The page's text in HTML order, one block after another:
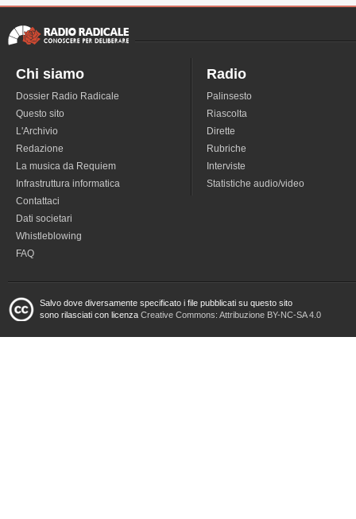
Chi siamo
Dossier Radio Radicale
Questo sito
L'Archivio
Redazione
La musica da Requiem
Infrastruttura informatica
Contattaci
Dati societari
Whistleblowing
FAQ
Radio
Palinsesto
Riascolta
Dirette
Rubriche
Interviste
Statistiche audio/video
Salvo dove diversamente specificato i file pubblicati su questo sito
sono rilasciati con licenza Creative Commons: Attribuzione BY-NC-SA 4.0